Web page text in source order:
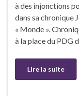
à des injonctions
dans sa chronique
« Monde ».
à la place du PDG
Lire la suite